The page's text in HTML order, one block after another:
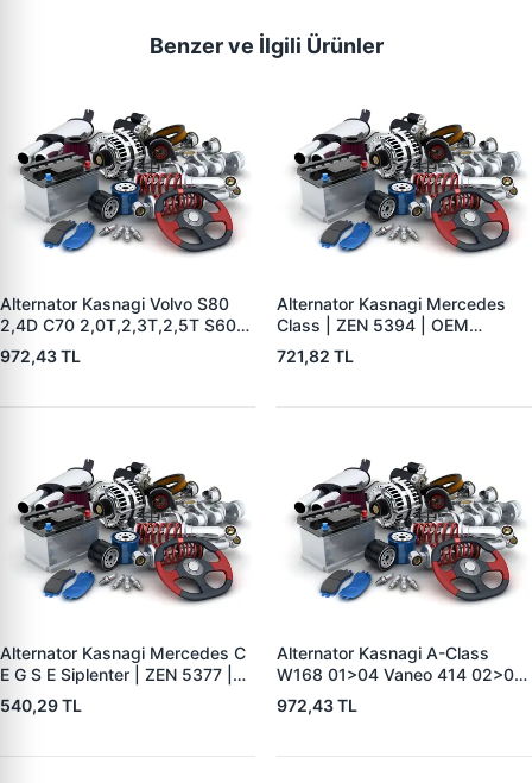
Benzer ve İlgili Ürünler
Alternator Kasnagi Volvo S80
2,4D C70 2,0T,2,3T,2,5T S60
2,0T,2,3T,2,3TS,2,4,2,4T,2,4D
S70 2,0,2,3,2, | ZEN 5426 |
BOSCH F 00M 991
972,43 TL
Alternator Kasnagi Mercedes
Class | ZEN 5394 | OEM
01221AA7V0
721,82 TL
Alternator Kasnagi Mercedes C
E G S E Siplenter | ZEN 5377 |
OEM F00M991042
540,29 TL
Alternator Kasnagi A-Class
W168 01>04 Vaneo 414 02>05
| ZEN 5411 | OEM A1661550215
972,43 TL